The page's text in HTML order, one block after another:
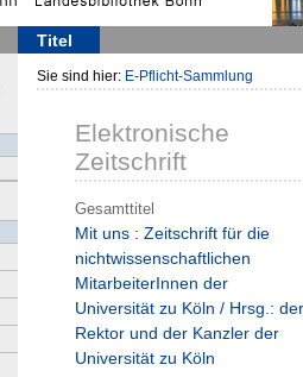
Titel
Sie sind hier: E-Pflicht-Sammlung
Elektronische
Zeitschrift
Gesamttitel
Mit uns : Zeitschrift für die
nichtwissenschaftlichen
MitarbeiterInnen der
Universität zu Köln / Hrsg.: der
Rektor und der Kanzler der
Universität zu Köln